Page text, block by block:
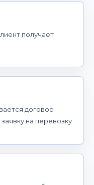
получает
договор
на перевозку